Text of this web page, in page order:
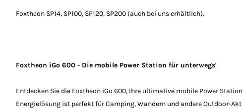
Foxtheon SP14, SP100, SP120, SP200 (auch bei uns erhältlich).
Foxtheon iGo 600 - Die mobile Power Station für unterwegs'
Entdecken Sie die Foxtheon iGo 600, Ihre ultimative mobile Power
Energielösung ist perfekt für Camping, Wandern und andere Outdoor-